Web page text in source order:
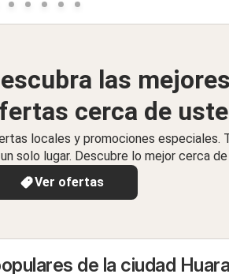
las
cerca de
locales y promociones especiales.
solo lugar. Descubre lo mejor cerca
Ver ofertas
de la ciudad